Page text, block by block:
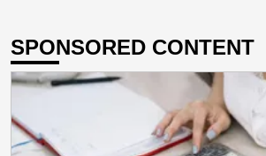
SPONSORED CONTENT